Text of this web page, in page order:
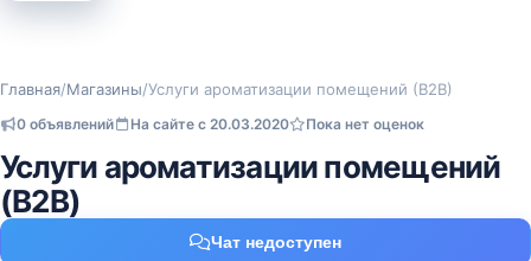
Главная/Магазины/Услуги ароматизации помещений (В2В)
0 объявлений На сайте с 20.03.2020 Пока нет оценок
Услуги ароматизации помещений
(В2В)
Чат недоступен